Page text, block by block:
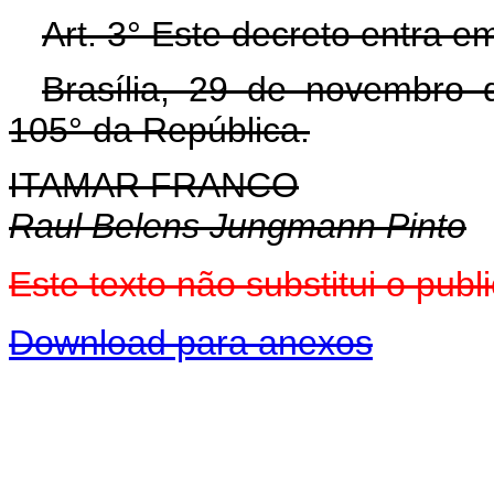
Art. 3° Este decreto entra
Brasília, 29 de novembro
105° da República.
ITAMAR FRANCO
Raul Belens Jungmann Pinto
Este texto não substitui o
Download para anexos